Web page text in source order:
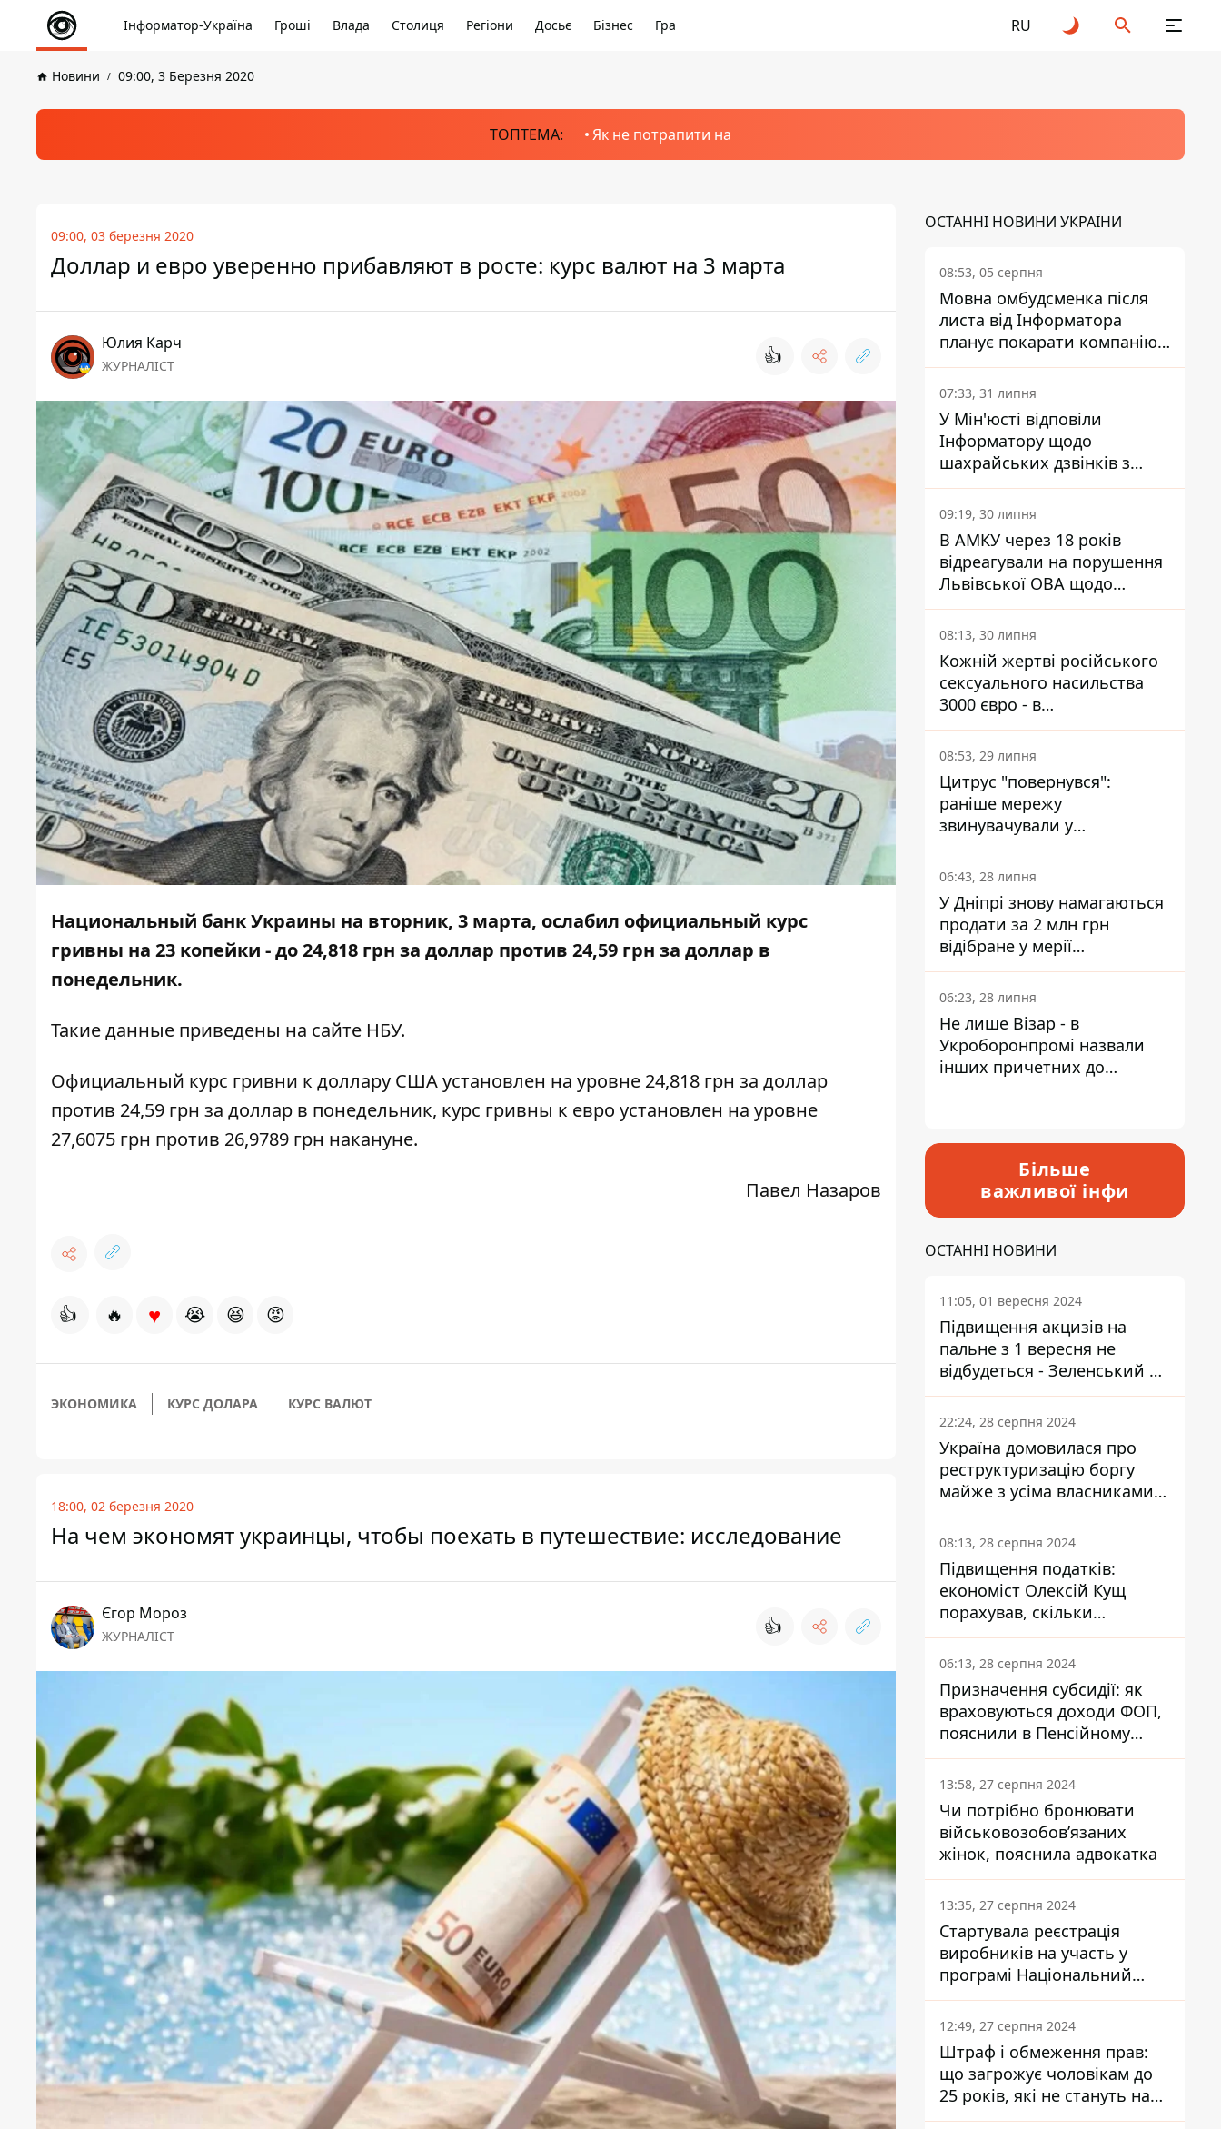
Інформатор-Україна Гроші Влада Столиця Регіони Досьє Бізнес Гра RU
Новини 09:00, 3 Березня 2020
ТОПТЕМА: Як не потрапити на
09:00, 03 березня 2020
Доллар и евро уверенно прибавляют в росте: курс валют на 3 марта
Юлия Карч
ЖУРНАЛІСТ 👍
Национальный банк Украины на вторник, 3 марта, ослабил официальный курс
гривны на 23 копейки - до 24,818 грн за доллар против 24,59 грн за доллар в
понедельник.
Такие данные приведены на сайте НБУ.
Официальный курс гривни к доллару США установлен на уровне 24,818 грн за доллар
против 24,59 грн за доллар в понедельник, курс гривны к евро установлен на уровне
27,6075 грн против 26,9789 грн накануне.
Павел Назаров
👍 🔥 ♥ 😭 😆 😡
ЭКОНОМИКА КУРС ДОЛАРА КУРС ВАЛЮТ
18:00, 02 березня 2020
На чем экономят украинцы, чтобы поехать в путешествие: исследование
Єгор Мороз
ЖУРНАЛІСТ 👍
ОСТАННІ НОВИНИ УКРАЇНИ
08:53, 05 серпня
Мовна омбудсменка після
листа від Інформатора
планує покарати компанію-
підрядника ПриватБанку
07:33, 31 липня
У Мін'юсті відповіли
Інформатору щодо
шахрайських дзвінків з
камери Сумського СІЗО так,
що ніхто нічого не зрозумів
09:19, 30 липня
В АМКУ через 18 років
відреагували на порушення
Львівської ОВА щодо
харчування у закладах
освіти
08:13, 30 липня
Кожній жертві російського
сексуального насильства
3000 євро - в
Мінсоцполітики пояснили
Інформатору, звідки на це
гроші
08:53, 29 липня
Цитрус "повернувся":
раніше мережу
звинувачували у
контрабанді техніки та
ухиленні від сплати
податків
06:43, 28 липня
У Дніпрі знову намагаються
продати за 2 млн грн
відібране у мерії
приміщення Укрпошти
06:23, 28 липня
Не лише Візар - в
Укроборонпромі назвали
інших причетних до
Більше
важливої інфи
ОСТАННІ НОВИНИ
11:05, 01 вересня 2024
Підвищення акцизів на
пальне з 1 вересня не
відбудеться - Зеленський не
підписав закон
22:24, 28 серпня 2024
Україна домовилася про
реструктуризацію боргу
майже з усіма власниками
єврооблігацій: що це
означає для країни
08:13, 28 серпня 2024
Підвищення податків:
економіст Олексій Кущ
порахував, скільки
заплатить кожен українець
06:13, 28 серпня 2024
Призначення субсидії: як
враховуються доходи ФОП,
пояснили в Пенсійному
фонді
13:58, 27 серпня 2024
Чи потрібно бронювати
військовозобов’язаних
жінок, пояснила адвокатка
13:35, 27 серпня 2024
Стартувала реєстрація
виробників на участь у
програмі Національний
кешбек: як це зробити
через портал Дія
12:49, 27 серпня 2024
Штраф і обмеження прав:
що загрожує чоловікам до
25 років, які не стануть на
військовий облік